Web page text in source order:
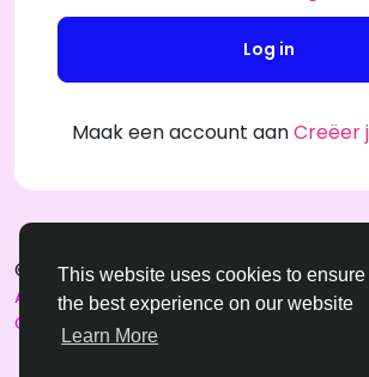
This website uses cookies to
the best experience on our website
Learn More
Log in
Maak een account aanCreëer
© 2026 SensualSPL
Dutch
About
Voorwaarden Privacy
Center